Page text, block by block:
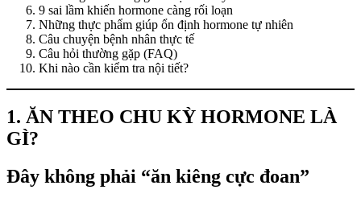
9 sai lầm khiến hormone càng rối loạn
Những thực phẩm giúp ổn định hormone tự nhiên
Câu chuyện bệnh nhân thực tế
Câu hỏi thường gặp (FAQ)
Khi nào cần kiểm tra nội tiết?
1. ĂN THEO CHU KỲ HORMONE LÀ
GÌ?
Đây không phải “ăn kiêng cực đoan”